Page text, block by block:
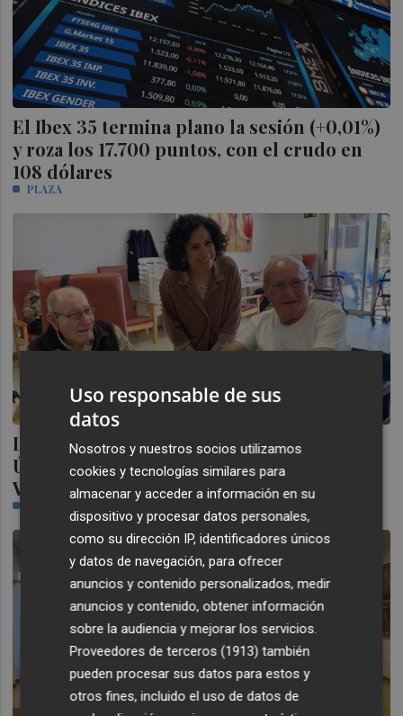
El Ibex 35 termina plano la sesión (+0,01%)
y roza los 17.700 puntos, con el crudo en
108 dólares
PLAZA
La Generalitat implanta la Historia Social
Única en 192 municipios de la Comunitat
Valenciana en el último año
Uso responsable de sus
datos
Nosotros y nuestros socios utilizamos
cookies y tecnologías similares para
almacenar y acceder a información en su
dispositivo y procesar datos personales,
como su dirección IP, identificadores únicos
y datos de navegación, para ofrecer
anuncios y contenido personalizados, medir
anuncios y contenido, obtener información
sobre la audiencia y mejorar los servicios.
Proveedores de terceros (1913) también
pueden procesar sus datos para estos y
otros fines, incluido el uso de datos de